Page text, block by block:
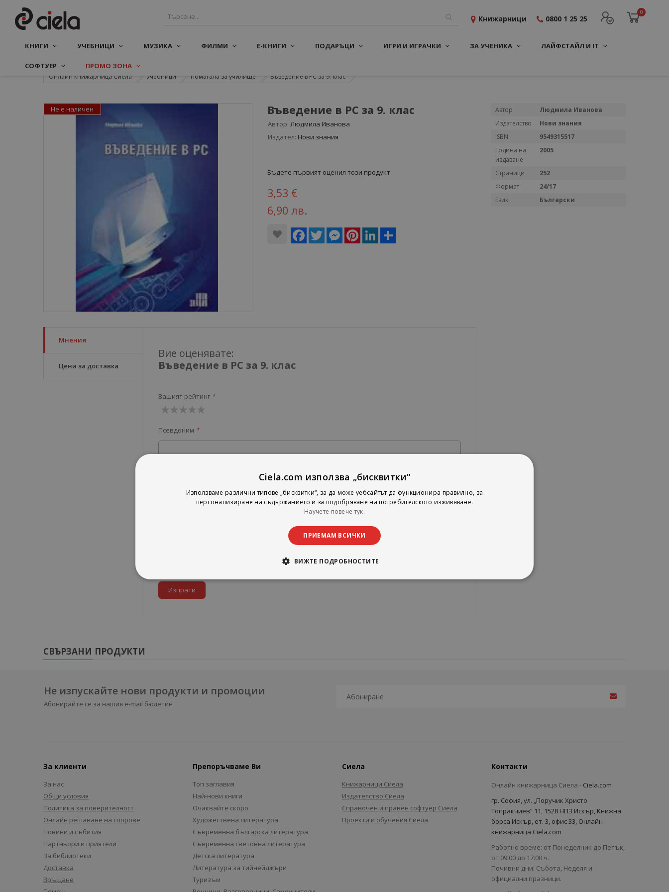
0
Книжарници 0800 1 25 25
КНИГИ УЧЕБНИЦИ МУЗИКА ФИЛМИ Е-КНИГИ ПОДАРЪЦИ ИГРИ И ИГРАЧКИ ЗА УЧЕНИКА ЛАЙФСТАЙЛ И IT
СОФТУЕР ПРОМО ЗОНА
Онлайн книжарница Сиела Учебници Помагала за училище Въведение в PC за 9. клас
Въведение в PC за 9. клас
Автор: Людмила Иванова
Издател: Нови знания
Бъдете първият оценил този продукт
3,53 €
6,90 лв.
Facebook
Twitter MessengerPinterestLinkedIn
Не е наличен
Мнения
Цени за доставка
Вие оценявате:
Въведение в PC за 9. клас
Вашият рейтинг
звезда
звезди
звезди
звезди
звезди
Псевдоним
Изпрати
Повече
Автор
Людмила Иванова
Издателство
Нови знания
ISBN
9549315517
Година на
издаване
2005
Страници
252
Формат
24/17
Език
Български
СВЪРЗАНИ ПРОДУКТИ
Не изпускайте нови продукти и промоции
Абонирайте се за нашия e-mail бюлетин
За клиенти
За нас
Общи условия
Политика за поверителност
Онлайн решаване на спорове
Новини и събития
Партньори и приятели
За библиотеки
Доставка
Връщане
Препоръчваме Ви
Топ заглавия
Най-нови книги
Очаквайте скоро
Художествена литература
Съвременна българска литература
Съвременна световна литература
Детска литература
Литература за тийнейджъри
Туризъм
Сиела
Книжарници Сиела
Издателство Сиела
Справочен и правен софтуер Сиела
Проекти и обучения Сиела
Контакти
Онлайн книжарница Сиела - Ciela.com
гр. София, ул. „Поручик Христо
Топракчиев“ 11, 1528 НПЗ Искър, Книжна
борса Искър, ет. 3, офис 33, Онлайн
книжарница Ciela.com
Работно време: от Понеделник до Петък,
от 09:00 до 17:00 ч.
Почивни дни: Събота, Неделя и
официални празници.
Ciela.com използва „бисквитки“
Използваме различни типове „бисквитки“, за да може уебсайтът да функционира правилно, за
персонализиране на съдържанието и за подобряване на потребителското изживяване.
Научете повече тук.
ПРИЕМАМ ВСИЧКИ
ВИЖТЕ ПОДРОБНОСТИТЕ